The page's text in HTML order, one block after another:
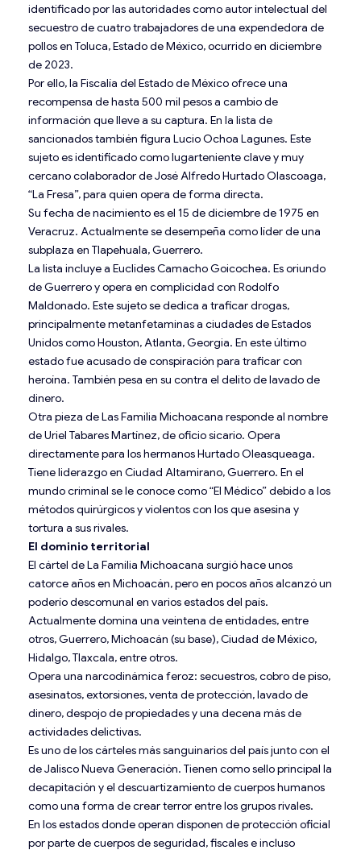
identificado por las autoridades como autor intelectual del
secuestro de cuatro trabajadores de una expendedora de
pollos en Toluca, Estado de México, ocurrido en diciembre
de 2023.
Por ello, la Fiscalía del Estado de México ofrece una
recompensa de hasta 500 mil pesos a cambio de
información que lleve a su captura. En la lista de
sancionados también figura Lucio Ochoa Lagunes. Este
sujeto es identificado como lugarteniente clave y muy
cercano colaborador de José Alfredo Hurtado Olascoaga,
“La Fresa”, para quien opera de forma directa.
Su fecha de nacimiento es el 15 de diciembre de 1975 en
Veracruz. Actualmente se desempeña como líder de una
subplaza en Tlapehuala, Guerrero.
La lista incluye a Euclides Camacho Goicochea. Es oriundo
de Guerrero y opera en complicidad con Rodolfo
Maldonado. Este sujeto se dedica a traficar drogas,
principalmente metanfetaminas a ciudades de Estados
Unidos como Houston, Atlanta, Georgia. En este último
estado fue acusado de conspiración para traficar con
heroína. También pesa en su contra el delito de lavado de
dinero.
Otra pieza de Las Familia Michoacana responde al nombre
de Uriel Tabares Martínez, de oficio sicario. Opera
directamente para los hermanos Hurtado Oleasqueaga.
Tiene liderazgo en Ciudad Altamirano, Guerrero. En el
mundo criminal se le conoce como “El Médico” debido a los
métodos quirúrgicos y violentos con los que asesina y
tortura a sus rivales.
El dominio territorial
El cártel de La Familia Michoacana surgió hace unos
catorce años en Michoacán, pero en pocos años alcanzó un
poderío descomunal en varios estados del país.
Actualmente domina una veintena de entidades, entre
otros, Guerrero, Michoacán (su base), Ciudad de México,
Hidalgo, Tlaxcala, entre otros.
Opera una narcodinámica feroz: secuestros, cobro de piso,
asesinatos, extorsiones, venta de protección, lavado de
dinero, despojo de propiedades y una decena más de
actividades delictivas.
Es uno de los cárteles más sanguinarios del país junto con el
de Jalisco Nueva Generación. Tienen como sello principal la
decapitación y el descuartizamiento de cuerpos humanos
como una forma de crear terror entre los grupos rivales.
En los estados donde operan disponen de protección oficial
por parte de cuerpos de seguridad, fiscales e incluso